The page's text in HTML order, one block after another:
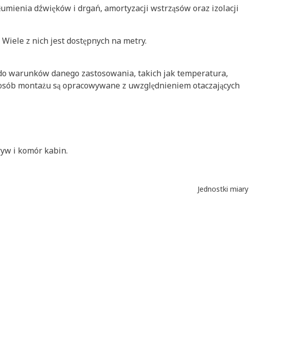
dźwięków i drgań, amortyzacji wstrząsów oraz izolacji
z nich jest dostępnych na metry.
warunków danego zastosowania, takich jak temperatura,
montażu są opracowywane z uwzględnieniem otaczających
i komór kabin.
Jednostki miary